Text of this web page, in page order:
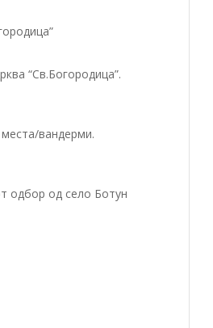
“Св.Богородица”.
вандерми.
одбор од село Ботун